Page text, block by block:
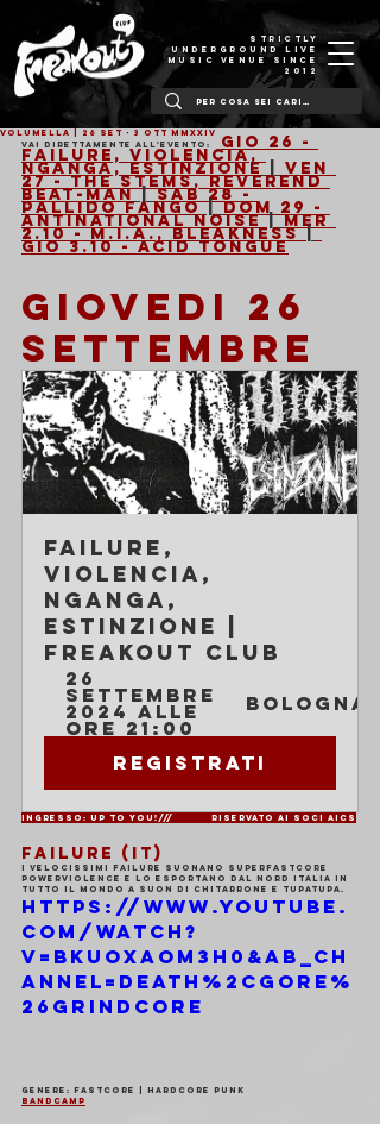
STRICTLY
UNDERGROUND LIVE
MUSIC VENUE SINCE
2012
VOLUMELLA | 26 Set - 3 Ott MMXXIV
Vai direttamente all'evento:
Gio 26 -
Failure, Violencia,
Nganga, Estinzione | Ven
27 - The Stems, Reverend
Beat-Man | Sab 28 -
Pallido Fango | Dom 29 -
Antinational Noise | Mer
2.10 - M.I.A., Bleakness |
Gio 3.10 - Acid Tongue
GIOVEDI 26
SETTEMBRE
Failure,
Violencia,
Nganga,
Estinzione |
Freakout Club
26
settembre
2024 alle
ore 21:00
Bologna
Registrati
Ingresso: Up To You!/// 	Riservato ai soci AICS
FAILURE (IT)
I velocissimi Failure suonano superfastcore
powerviolence e lo esportano dal Nord Italia in
tutto il mondo a suon di chitarrone e tupatupa.
https://www.youtube.
com/watch?
v=BKuoXAom3H0&ab_ch
annel=Death%2CGore%
26Grindcore
Genere: Fastcore | Hardcore Punk
Bandcamp